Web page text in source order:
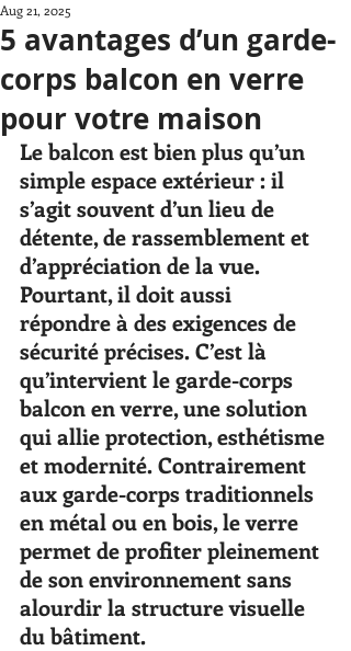
5 avantages d’un garde-
corps balcon en verre
pour votre maison
Aug 21, 2025
Le balcon est bien plus qu’un
simple espace extérieur : il
s’agit souvent d’un lieu de
détente, de rassemblement et
d’appréciation de la vue.
Pourtant, il doit aussi
répondre à des exigences de
sécurité précises. C’est là
qu’intervient le garde-corps
balcon en verre, une solution
qui allie protection, esthétisme
et modernité. Contrairement
aux garde-corps traditionnels
en métal ou en bois, le verre
permet de profiter pleinement
de son environnement sans
alourdir la structure visuelle
du bâtiment.